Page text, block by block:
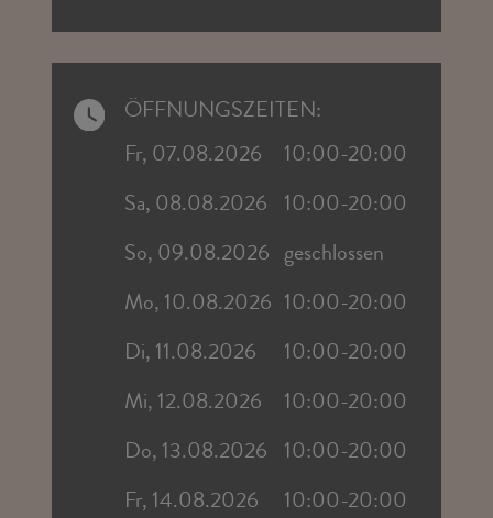
ÖFFNUNGSZEITEN:
Fr, 07.08.2026
10:00-20:00
Sa, 08.08.2026 10:00-20:00
So, 09.08.2026 geschlossen
Mo, 10.08.2026 10:00-20:00
Di, 11.08.2026
10:00-20:00
Mi, 12.08.2026
10:00-20:00
Do, 13.08.2026 10:00-20:00
Fr, 14.08.2026
10:00-20:00